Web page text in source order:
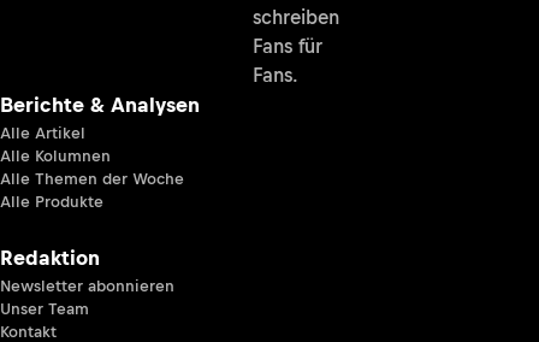
schreiben
Fans für
Fans.
Berichte & Analysen
Alle Artikel
Alle Kolumnen
Alle Themen der Woche
Alle Produkte
Redaktion
Newsletter abonnieren
Unser Team
Kontakt